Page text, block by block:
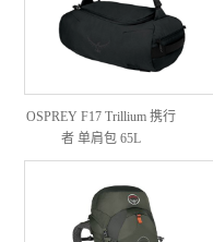
OSPREY F17 Trillium 携行
者 单肩包 65L